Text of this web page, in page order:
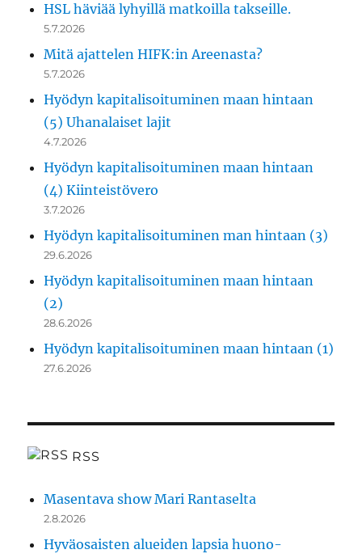
HSL häviää lyhyillä matkoilla takseille.
5.7.2026
Mitä ajattelen HIFK:in Areenasta?
5.7.2026
Hyödyn kapitalisoituminen maan hintaan
(5) Uhanalaiset lajit
4.7.2026
Hyödyn kapitalisoituminen maan hintaan
(4) Kiinteistövero
3.7.2026
Hyödyn kapitalisoituminen man hintaan (3)
29.6.2026
Hyödyn kapitalisoituminen maan hintaan
(2)
28.6.2026
Hyödyn kapitalisoituminen maan hintaan (1)
27.6.2026
RSS
Masentava show Mari Rantaselta
2.8.2026
Hyväosaisten alueiden lapsia huono-